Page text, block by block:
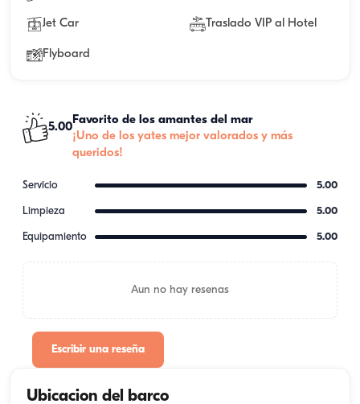
Jet Car Traslado VIP al Hotel
Flyboard
5.00
Favorito de los amantes del mar
¡Uno de los yates mejor valorados y más
queridos!
Servicio 5.00
Limpieza 5.00
Equipamiento 5.00
Aun no hay resenas
Escribir una reseña
Ubicacion del barco